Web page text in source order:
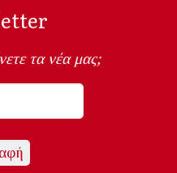
τα νέα μας;